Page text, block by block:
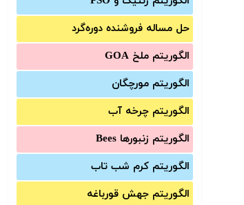
حل مساله فروشنده دوره‌گرد
الگوریتم ملخ GOA
الگوریتم مورچگان
الگوریتم چرخه آب
الگوریتم زنبورها Bees
الگوریتم کرم شب تاب
الگوریتم جهش قورباغه